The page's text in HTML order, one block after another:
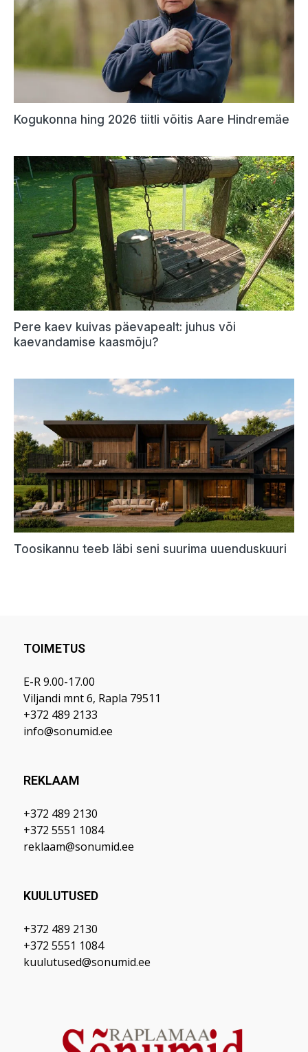
TOIMETUS
E-R 9.00-17.00
Viljandi mnt 6, Rapla 79511
+372 489 2133
info@sonumid.ee
REKLAAM
+372 489 2130
+372 5551 1084
reklaam@sonumid.ee
KUULUTUSED
+372 489 2130
+372 5551 1084
kuulutused@sonumid.ee